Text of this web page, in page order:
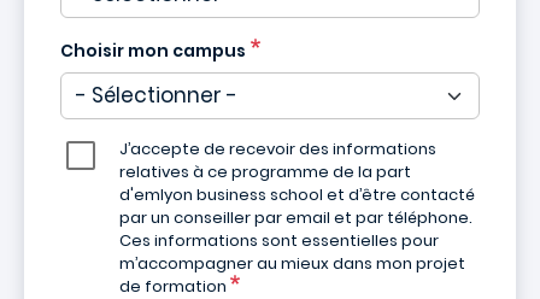
Choisir mon campus
J’accepte de recevoir des informations
relatives à ce programme de la part
d'emlyon business school et d’être contacté
par un conseiller par email et par téléphone.
Ces informations sont essentielles pour
m’accompagner au mieux dans mon projet
de formation